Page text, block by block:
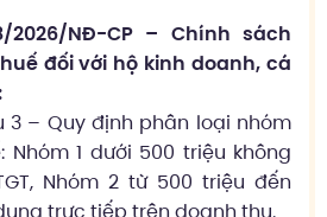
NĐ-CP – Chính sách
đối với hộ kinh doanh, cá
3 – Quy định phân loại nhóm
Nhóm 1 dưới 500 triệu không
Nhóm 2 từ 500 triệu đến
trực tiếp trên doanh thu.